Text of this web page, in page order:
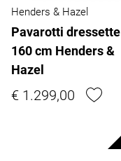
Henders & Hazel
Pavarotti dressette
160 cm Henders &
Hazel
€ 1.299,00